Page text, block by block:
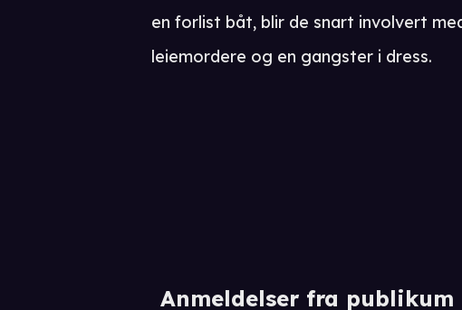
Anmeldelser fra publikum
en forlist båt, blir de snart involvert
leiemordere og en gangster i dress.